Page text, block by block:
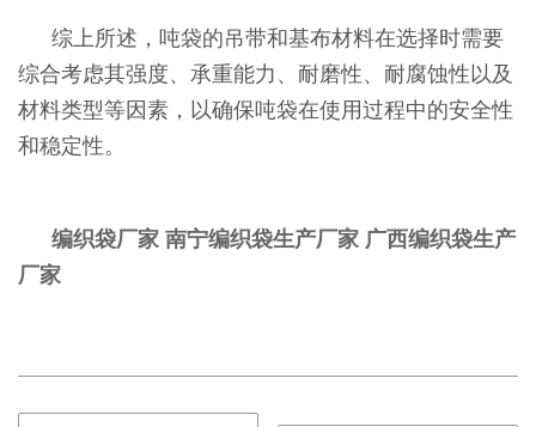
综上所述，吨袋的吊带和基布材料在选择时需要
综合考虑其强度、承重能力、耐磨性、耐腐蚀性以及
材料类型等因素，以确保吨袋在使用过程中的安全性
和稳定性。
编织袋厂家 南宁编织袋生产厂家 广西编织袋生产
厂家